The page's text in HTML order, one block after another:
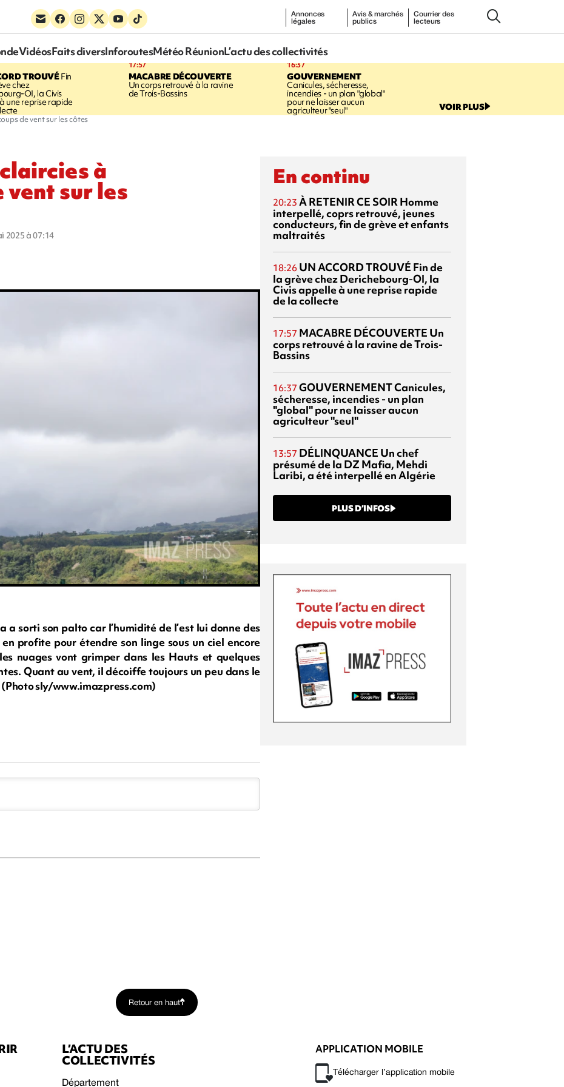
Annonces
légales
Avis & marchés
publics
Courrier des
lecteurs
VidéosFaits diversInforoutesMétéo RéunionL’actu des collectivités
TROUVÉFin
chez
OI, la Civis
une reprise rapide
17:57
MACABRE DÉCOUVERTE
Un corps retrouvé à la ravine
de Trois-Bassins
16:37
GOUVERNEMENT
Canicules, sécheresse,
incendies - un plan "global"
pour ne laisser aucun
agriculteur "seul" VOIR PLUS
de vent sur les côtes
à
vent sur les
2025 à 07:14
a sorti son palto car l’humidité de l’est lui donne des
profite pour étendre son linge sous un ciel encore
nuages vont grimper dans les Hauts et quelques
Quant au vent, il décoiffe toujours un peu dans le
sly/www.imazpress.com)
En continu
20:23 À RETENIR CE SOIR Homme
interpellé, coprs retrouvé, jeunes
conducteurs, fin de grève et enfants
maltraités
18:26 UN ACCORD TROUVÉ Fin de
la grève chez Derichebourg-OI, la
Civis appelle à une reprise rapide
de la collecte
17:57 MACABRE DÉCOUVERTE Un
corps retrouvé à la ravine de Trois-
Bassins
16:37 GOUVERNEMENTCanicules,
sécheresse, incendies - un plan
"global" pour ne laisser aucun
agriculteur "seul"
13:57 DÉLINQUANCE Un chef
présumé de la DZ Mafia, Mehdi
Laribi, a été interpellé en Algérie
PLUS D’INFOS
Retour en haut
L’ACTU DES
COLLECTIVITÉS
Département
APPLICATION MOBILE
Télécharger l’application mobile